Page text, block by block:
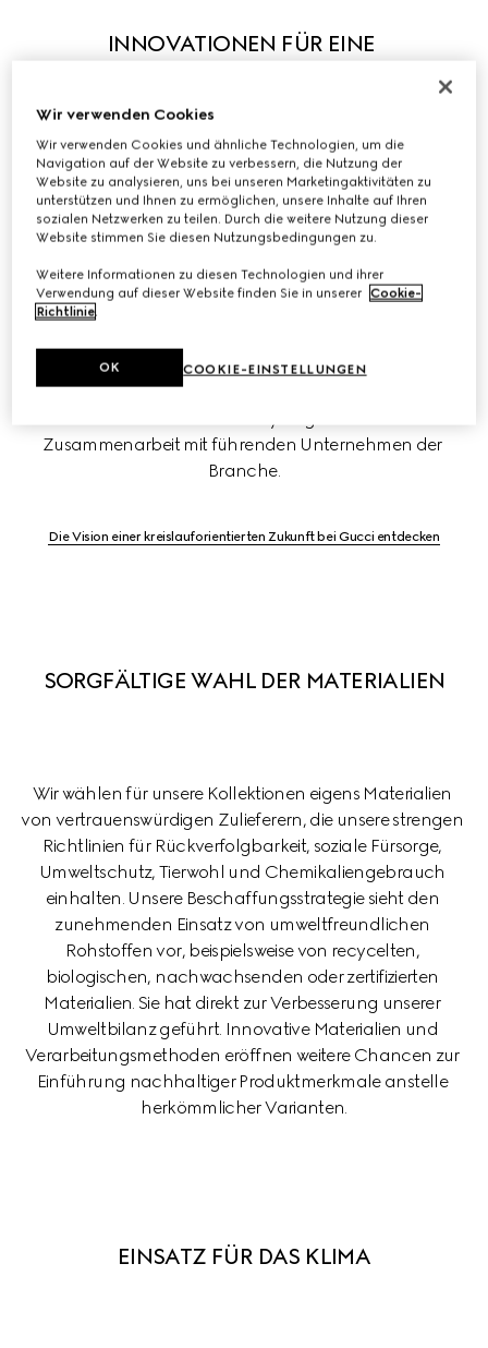
INNOVATIONEN FÜR EINE
Die Einführung und Skalierung der Kreislaufwirtschaft
beginnt mit kreativem Design und Innovationen.
Wir haben eine umfassende Kreislaufwirtschaft
und Langlebigkeit, Rückgewinnung, Wiederverwendung
und Recycling bzw. Second Life ermöglicht. Diese
und Programmen wie Gucci-Up und Gucci Scrap-less.
Hinzu kommen unsere Vorreiterrolle bei der Einführung
Zusammenarbeit mit führenden Unternehmen der
Branche.
Die Vision einer kreislauforientierten Zukunft bei Gucci entdecken
SORGFÄLTIGE WAHL DER MATERIALIEN
Wir wählen für unsere Kollektionen eigens Materialien
von vertrauenswürdigen Zulieferern, die unsere strengen
Richtlinien für Rückverfolgbarkeit, soziale Fürsorge,
Umweltschutz, Tierwohl und Chemikaliengebrauch
einhalten. Unsere Beschaffungsstrategie sieht den
zunehmenden Einsatz von umweltfreundlichen
Rohstoffen vor, beispielsweise von recycelten,
biologischen, nachwachsenden oder zertifizierten
Materialien. Sie hat direkt zur Verbesserung unserer
Umweltbilanz geführt. Innovative Materialien und
Verarbeitungsmethoden eröffnen weitere Chancen zur
Einführung nachhaltiger Produktmerkmale anstelle
herkömmlicher Varianten.
EINSATZ FÜR DAS KLIMA
Wir verwenden Cookies
Wir verwenden Cookies und ähnliche Technologien, um die
Navigation auf der Website zu verbessern, die Nutzung der
Website zu analysieren, uns bei unseren Marketingaktivitäten zu
unterstützen und Ihnen zu ermöglichen, unsere Inhalte auf Ihren
sozialen Netzwerken zu teilen. Durch die weitere Nutzung dieser
Website stimmen Sie diesen Nutzungsbedingungen zu.
Weitere Informationen zu diesen Technologien und ihrer
Verwendung auf dieser Website finden Sie in unserer Cookie-
Richtlinie.
COOKIE-EINSTELLUNGEN
OK